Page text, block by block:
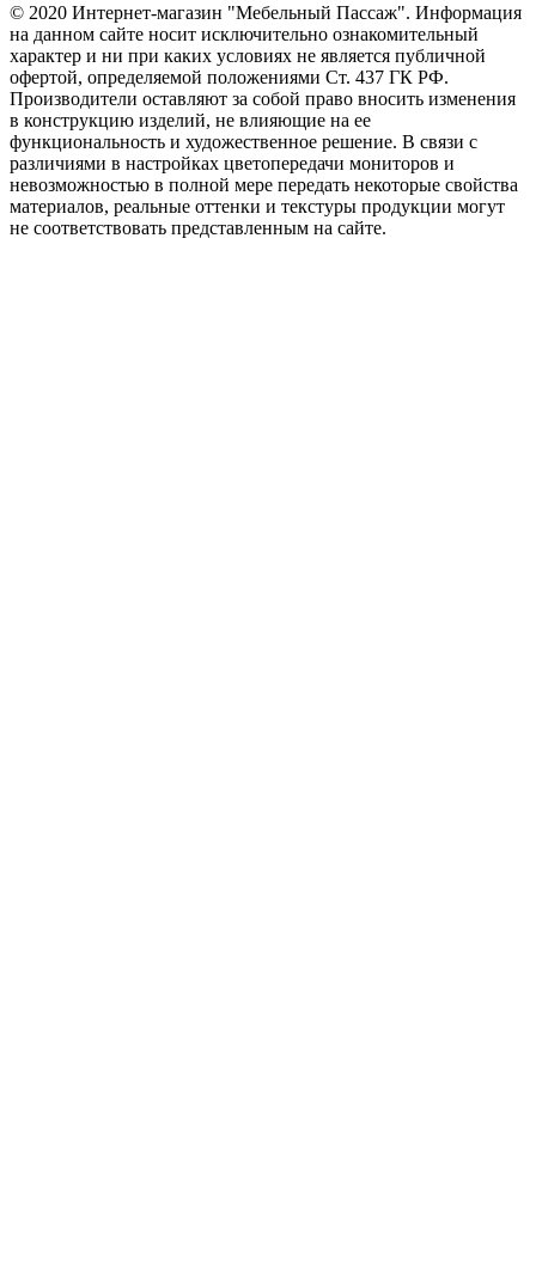
© 2020 Интернет-магазин "Мебельный Пассаж". Информация
на данном сайте носит исключительно ознакомительный
характер и ни при каких условиях не является публичной
офертой, определяемой положениями Ст. 437 ГК РФ.
Производители оставляют за собой право вносить изменения
в конструкцию изделий, не влияющие на ее
функциональность и художественное решение. В связи с
различиями в настройках цветопередачи мониторов и
невозможностью в полной мере передать некоторые свойства
материалов, реальные оттенки и текстуры продукции могут
не соответствовать представленным на сайте.